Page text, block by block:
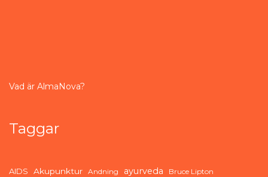
Vad är AlmaNova?
Taggar
AIDS Akupunktur Andning ayurveda Bruce Lipton